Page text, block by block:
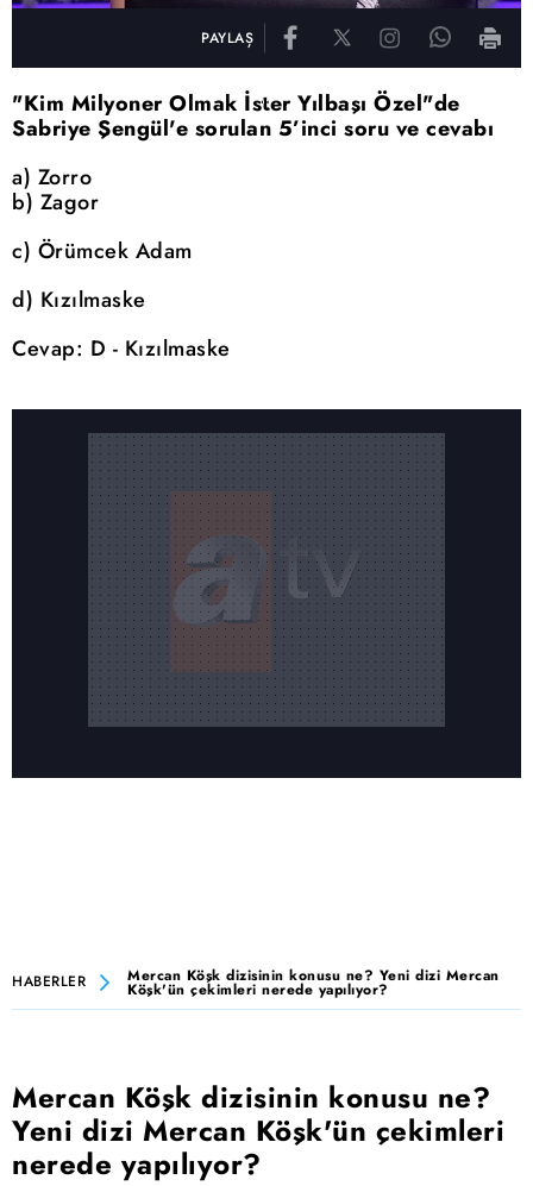
PAYLAŞ
"Kim Milyoner Olmak İster Yılbaşı Özel"de
Sabriye Şengül'e sorulan 5’inci soru ve cevabı
a) Zorro
b) Zagor
c) Örümcek Adam
d) Kızılmaske
Cevap: D - Kızılmaske
HABERLER Mercan Köşk dizisinin konusu ne? Yeni dizi Mercan
Köşk'ün çekimleri nerede yapılıyor?
Mercan Köşk dizisinin konusu ne?
Yeni dizi Mercan Köşk'ün çekimleri
nerede yapılıyor?